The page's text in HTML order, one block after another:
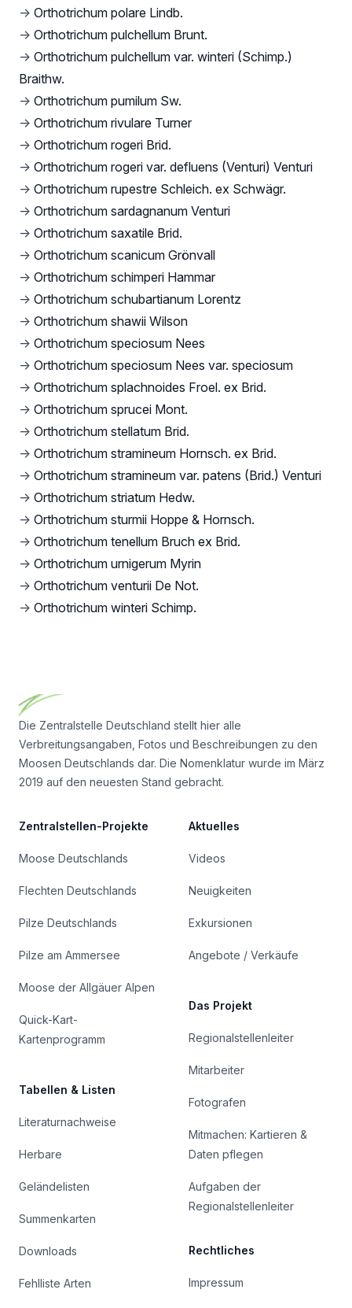
→ Orthotrichum polare Lindb.
→ Orthotrichum pulchellum Brunt.
→ Orthotrichum pulchellum var. winteri (Schimp.)
Braithw.
→ Orthotrichum pumilum Sw.
→ Orthotrichum rivulare Turner
→ Orthotrichum rogeri Brid.
→ Orthotrichum rogeri var. defluens (Venturi) Venturi
→ Orthotrichum rupestre Schleich. ex Schwägr.
→ Orthotrichum sardagnanum Venturi
→ Orthotrichum saxatile Brid.
→ Orthotrichum scanicum Grönvall
→ Orthotrichum schimperi Hammar
→ Orthotrichum schubartianum Lorentz
→ Orthotrichum shawii Wilson
→ Orthotrichum speciosum Nees
→ Orthotrichum speciosum Nees var. speciosum
→ Orthotrichum splachnoides Froel. ex Brid.
→ Orthotrichum sprucei Mont.
→ Orthotrichum stellatum Brid.
→ Orthotrichum stramineum Hornsch. ex Brid.
→ Orthotrichum stramineum var. patens (Brid.) Venturi
→ Orthotrichum striatum Hedw.
→ Orthotrichum sturmii Hoppe & Hornsch.
→ Orthotrichum tenellum Bruch ex Brid.
→ Orthotrichum urnigerum Myrin
→ Orthotrichum venturii De Not.
→ Orthotrichum winteri Schimp.
Die Zentralstelle Deutschland stellt hier alle
Verbreitungsangaben, Fotos und Beschreibungen zu den
Moosen Deutschlands dar. Die Nomenklatur wurde im März
2019 auf den neuesten Stand gebracht.
Zentralstellen-Projekte
Moose Deutschlands
Flechten Deutschlands
Pilze Deutschlands
Pilze am Ammersee
Moose der Allgäuer Alpen
Quick-Kart-
Kartenprogramm
Tabellen & Listen
Literaturnachweise
Herbare
Geländelisten
Summenkarten
Downloads
Fehlliste Arten
Aktuelles
Videos
Neuigkeiten
Exkursionen
Angebote / Verkäufe
Das Projekt
Regionalstellenleiter
Mitarbeiter
Fotografen
Mitmachen: Kartieren &
Daten pflegen
Aufgaben der
Regionalstellenleiter
Rechtliches
Impressum